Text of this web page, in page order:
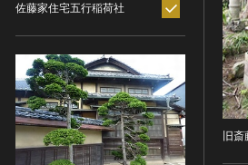
サイ
文化遺産データベース
国指定文化財等データベース
佐藤家住宅五行稲荷社
旧
縄文 [日本]
弥生 [日本]
古墳 [日本]
飛鳥 [日本]
奈良 [日本]
分野
分野を選択
建造物
宗教建築
城郭建築
所在地（都道府県）
所在地（都道府県）を選択